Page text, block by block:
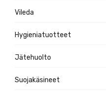
Vileda
Hygieniatuotteet
Jätehuolto
Suojakäsineet